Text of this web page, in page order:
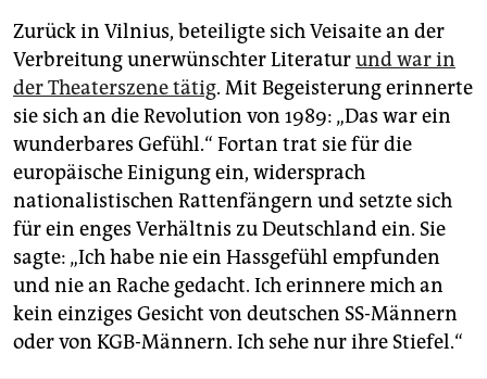
Zurück in Vilnius, beteiligte sich Veisaite an der
Verbreitung unerwünschter Literaturund war in
der Theaterszene tätig. Mit Begeisterung erinnerte
sie sich an die Revolution von 1989: „Das war ein
wunderbares Gefühl.“ Fortan trat sie für die
europäische Einigung ein, widersprach
nationalistischen Rattenfängern und setzte sich
für ein enges Verhältnis zu Deutschland ein. Sie
sagte: „Ich habe nie ein Hassgefühl empfunden
und nie an Rache gedacht. Ich erinnere mich an
kein einziges Gesicht von deutschen SS-Männern
oder von KGB-Männern. Ich sehe nur ihre Stiefel.“